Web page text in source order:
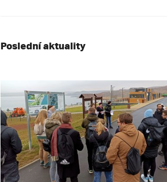
Poslední aktuality